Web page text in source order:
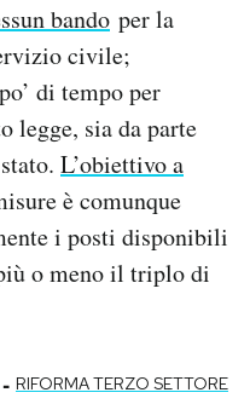
bando per la
civile;
di tempo per
legge, sia da parte
L’obiettivo a
è comunque
i posti disponibili
o meno il triplo di
- RIFORMA TERZO SETTORE